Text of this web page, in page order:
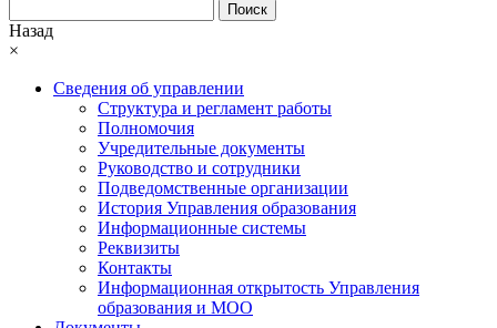
Поиск
Назад
×
Сведения об управлении
Структура и регламент работы
Полномочия
Учредительные документы
Руководство и сотрудники
Подведомственные организации
История Управления образования
Информационные системы
Реквизиты
Контакты
Информационная открытость Управления
образования и МОО